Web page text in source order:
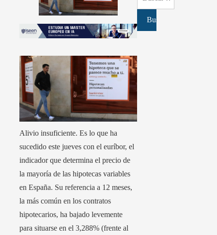
Alivio insuficiente. Es lo que ha
sucedido este jueves con el euríbor, el
indicador que determina el precio de
la mayoría de las hipotecas variables
en España. Su referencia a 12 meses,
la más común en los contratos
hipotecarios, ha bajado levemente
para situarse en el 3,288% (frente al